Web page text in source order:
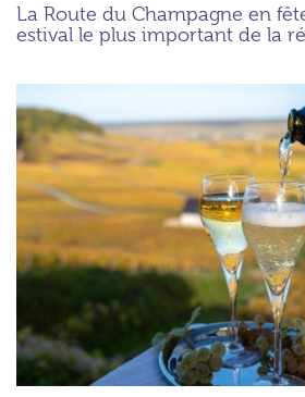
La Route du Champagne en
estival le plus important de la